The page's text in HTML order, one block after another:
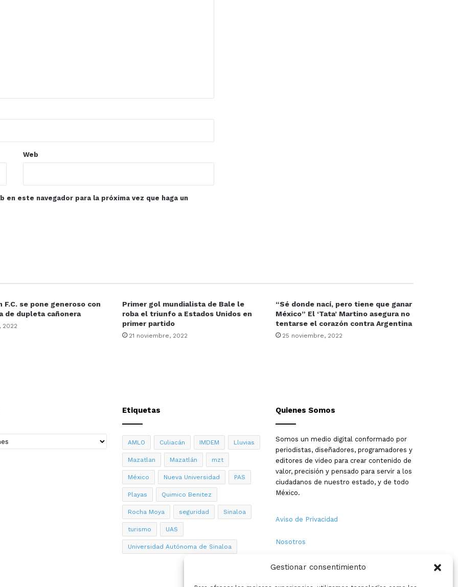
Gestionar consentimiento
Web
este navegador para la próxima vez que haga un
F.C. se pone generoso con
de dupleta cañonera
2022
Primer gol mundialista de Bale le
roba el triunfo a Estados Unidos en
primer partido
21 noviembre, 2022
“Sé donde nací, pero tiene que ganar
México” El ‘Tata’ Martino asegura no
tentarse el corazón contra Argentina
25 noviembre, 2022
Etiquetas
AMLO Culiacán IMDEM Lluvias
Mazatlan Mazatlán mzt
México Nueva Universidad PAS
Playas Quimico Benitez
Rocha Moya seguridad Sinaloa
turismo UAS
Universidad Autónoma de Sinaloa
Quienes Somos
Somos un medio digital conformado por
periodistas, diseñadores, programadores y
editores de video para crear contenido de
valor, precisión y pensado para servir a los
ciudadanos de nuestro estado, y de todo
México.
Aviso de Privacidad
Nosotros
Términos y Condiciones